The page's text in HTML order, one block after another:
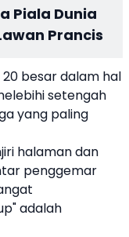
Piala Dunia
Prancis
besar dalam hal
setengah
yang paling
halaman dan
penggemar
adalah